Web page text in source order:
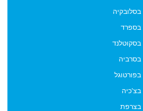
בסלובקיה
בספרד
בסקוטלנד
בסרביה
בצ'כיה
בצרפת